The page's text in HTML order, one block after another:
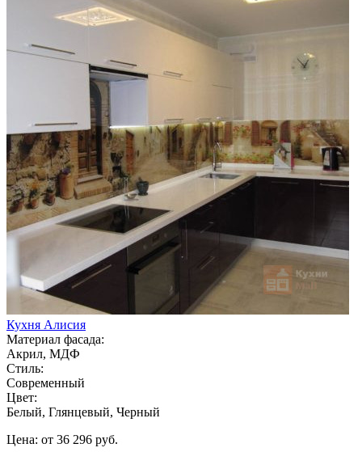
Кухня Алисия
Материал фасада:
Акрил, МДФ
Стиль:
Современный
Цвет:
Белый, Глянцевый, Черный
Цена: от 36 296 руб.